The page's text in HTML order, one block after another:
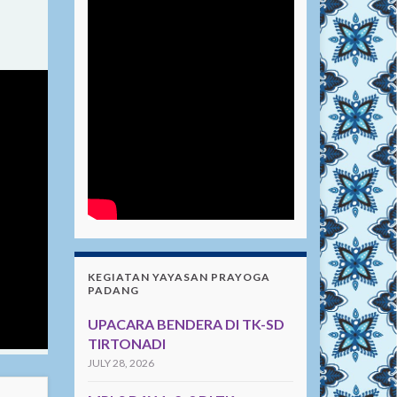
KEGIATAN YAYASAN PRAYOGA
PADANG
UPACARA BENDERA DI TK-SD
TIRTONADI
JULY 28, 2026